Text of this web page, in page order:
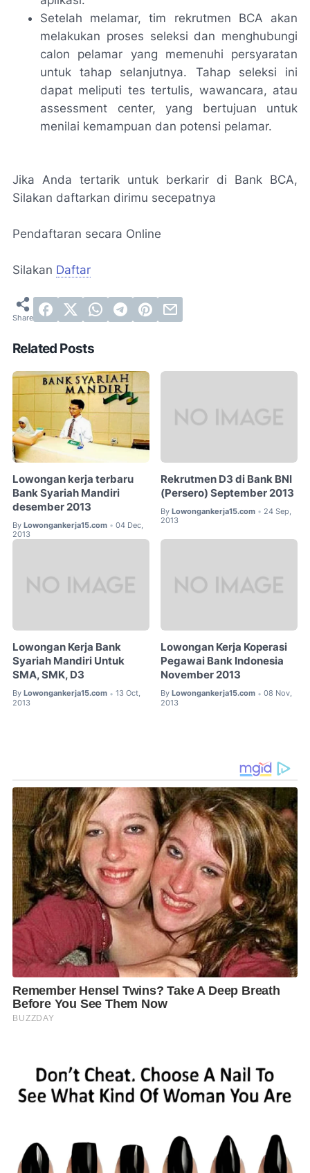
Setelah melamar, tim rekrutmen BCA akan
melakukan proses seleksi dan menghubungi
calon pelamar yang memenuhi persyaratan
untuk tahap selanjutnya. Tahap seleksi ini
dapat meliputi tes tertulis, wawancara, atau
assessment center, yang bertujuan untuk
menilai kemampuan dan potensi pelamar.
Jika Anda tertarik untuk berkarir di Bank BCA,
Silakan daftarkan dirimu secepatnya
Pendaftaran secara Online
Silakan Daftar
Related Posts
Lowongan kerja terbaru
Bank Syariah Mandiri
desember 2013
By Lowongankerja15.com • 04 Dec,
2013
Rekrutmen D3 di Bank BNI
(Persero) September 2013
By Lowongankerja15.com • 24 Sep,
2013
Lowongan Kerja Bank
Syariah Mandiri Untuk
SMA, SMK, D3
By Lowongankerja15.com • 13 Oct,
2013
Lowongan Kerja Koperasi
Pegawai Bank Indonesia
November 2013
By Lowongankerja15.com • 08 Nov,
2013